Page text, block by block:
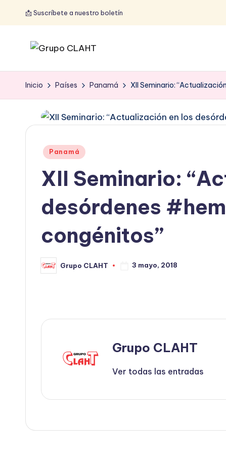
📩 Suscríbete a nuestro boletín
Inicio Países Panamá XII Seminario:
Panamá
XII Seminario:
desórdenes
congénitos”
Grupo CLAHT 3 mayo, 2018
Grupo CLAHT
Ver todas las entradas